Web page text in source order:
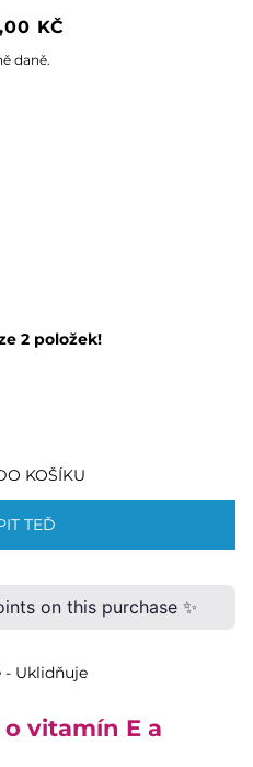
SOLAIRE
KČ
daně.
2 položek!
KOŠÍKU
TEĎ
on this purchase ✨
- Uklidňuje
vitamín E a